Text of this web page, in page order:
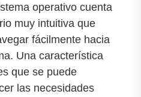
operativo cuenta
muy intuitiva que
fácilmente hacia
Una característica
que se puede
las necesidades